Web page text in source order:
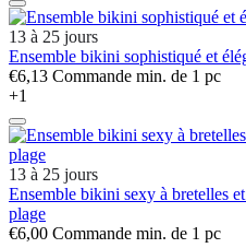
13 à 25 jours
Ensemble bikini sophistiqué et
€6,13 Commande min. de 1 pc
+1
13 à 25 jours
Ensemble bikini sexy à bretelles
plage
€6,00 Commande min. de 1 pc